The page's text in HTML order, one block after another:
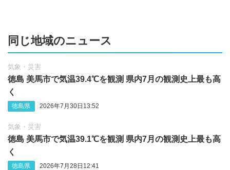
同じ地域のニュース
気象・災害
徳島 美馬市で気温39.4℃を観測 県内7月の観測史上最も高
く
徳島県 2026年7月30日13:52
気象・災害
徳島 美馬市で気温39.1℃を観測 県内7月の観測史上最も高
く
徳島県 2026年7月28日12:41